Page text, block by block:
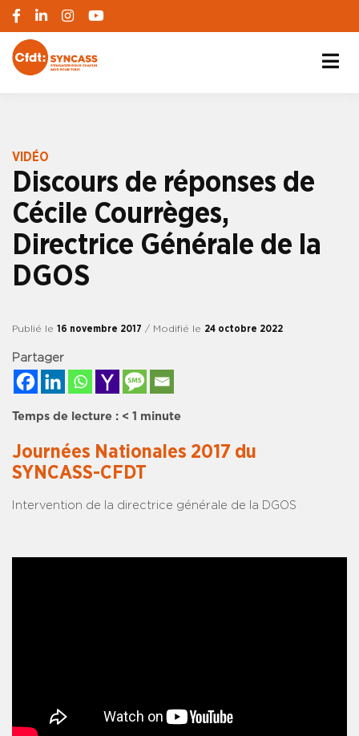
VIDÉO
Discours de réponses de
Cécile Courrèges,
Directrice Générale de la
DGOS
Publié le 16 novembre 2017 / Modifié le 24 octobre 2022
Partager
Temps de lecture : < 1 minute
Journées Nationales 2017 du
SYNCASS-CFDT
Intervention de la directrice générale de la DGOS